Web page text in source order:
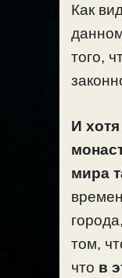
Как
того,
И
мира
том,
что в